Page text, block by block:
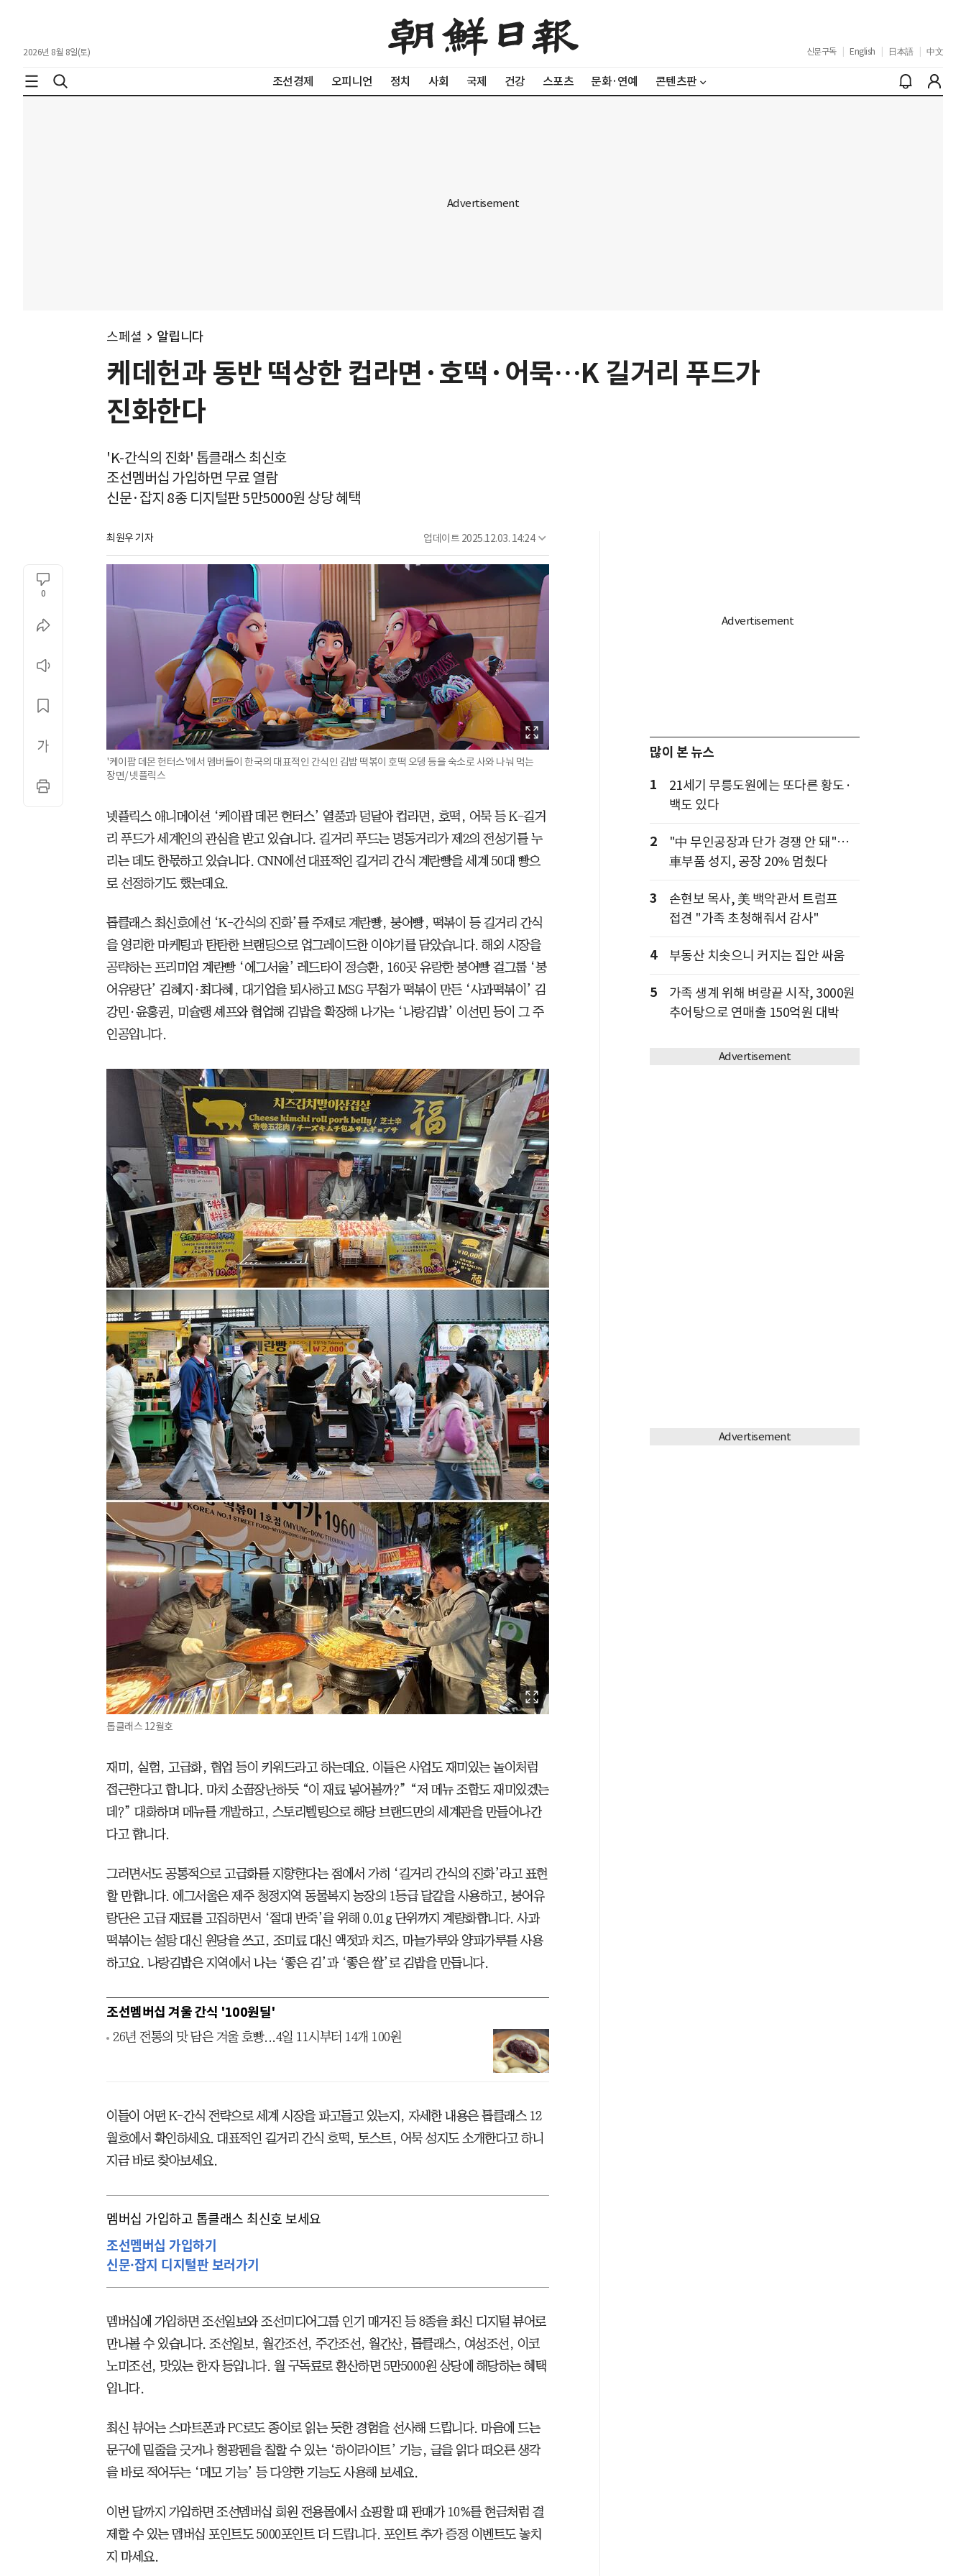
2026년 8월 8일(토) 신문구독 English 日本語 中文
조선경제 오피니언 정치 사회 국제 건강 스포츠 문화·연예 콘텐츠판
스페셜 알립니다
케데헌과 동반 떡상한 컵라면·호떡·어묵…K 길거리 푸드가
진화한다
'K-간식의 진화' 톱클래스 최신호
조선멤버십 가입하면 무료 열람
신문·잡지 8종 디지털판 5만5000원 상당 혜택
최원우 기자 업데이트 2025.12.03. 14:24
0
'케이팝 데몬 헌터스'에서 멤버들이 한국의 대표적인 간식인 김밥 떡볶이 호떡 오뎅 등을 숙소로 사와 나눠 먹는
장면/ 넷플릭스
넷플릭스 애니메이션 ‘케이팝 데몬 헌터스’ 열풍과 덩달아 컵라면, 호떡, 어묵 등 K-길거
리 푸드가 세계인의 관심을 받고 있습니다. 길거리 푸드는 명동거리가 제2의 전성기를 누
리는 데도 한몫하고 있습니다. CNN에선 대표적인 길거리 간식 계란빵을 세계 50대 빵으
로 선정하기도 했는데요.
톱클래스 최신호에선 ‘K-간식의 진화’를 주제로 계란빵, 붕어빵, 떡볶이 등 길거리 간식
을 영리한 마케팅과 탄탄한 브랜딩으로 업그레이드한 이야기를 담았습니다. 해외 시장을
공략하는 프리미엄 계란빵 ‘에그서울’ 레드타이 정승환, 160곳 유랑한 붕어빵 걸그룹 ‘붕
어유랑단’ 김혜지·최다혜, 대기업을 퇴사하고 MSG 무첨가 떡볶이 만든 ‘사과떡볶이’ 김
강민·윤홍권, 미슐랭 셰프와 협업해 김밥을 확장해 나가는 ‘나랑김밥’ 이선민 등이 그 주
인공입니다.
톱클래스 12월호
재미, 실험, 고급화, 협업 등이 키워드라고 하는데요. 이들은 사업도 재미있는 놀이처럼
접근한다고 합니다. 마치 소꿉장난하듯 “이 재료 넣어볼까?” “저 메뉴 조합도 재미있겠는
데?” 대화하며 메뉴를 개발하고, 스토리텔링으로 해당 브랜드만의 세계관을 만들어나간
다고 합니다.
그러면서도 공통적으로 고급화를 지향한다는 점에서 가히 ‘길거리 간식의 진화’라고 표현
할 만합니다. 에그서울은 제주 청정지역 동물복지 농장의 1등급 달걀을 사용하고, 붕어유
랑단은 고급 재료를 고집하면서 ‘절대 반죽’을 위해 0.01g 단위까지 계량화합니다. 사과
떡볶이는 설탕 대신 원당을 쓰고, 조미료 대신 액젓과 치즈, 마늘가루와 양파가루를 사용
하고요. 나랑김밥은 지역에서 나는 ‘좋은 김’과 ‘좋은 쌀’로 김밥을 만듭니다.
조선멤버십 겨울 간식 '100원딜'
26년 전통의 맛 담은 겨울 호빵...4일 11시부터 14개 100원
이들이 어떤 K-간식 전략으로 세계 시장을 파고들고 있는지, 자세한 내용은 톱클래스 12
월호에서 확인하세요. 대표적인 길거리 간식 호떡, 토스트, 어묵 성지도 소개한다고 하니
지금 바로 찾아보세요.
멤버십 가입하고 톱클래스 최신호 보세요
조선멤버십 가입하기
신문·잡지 디지털판 보러가기
멤버십에 가입하면 조선일보와 조선미디어그룹 인기 매거진 등 8종을 최신 디지털 뷰어로
만나볼 수 있습니다. 조선일보, 월간조선, 주간조선, 월간산, 톱클래스, 여성조선, 이코
노미조선, 맛있는 한자 등입니다. 월 구독료로 환산하면 5만5000원 상당에 해당하는 혜택
입니다.
최신 뷰어는 스마트폰과 PC로도 종이로 읽는 듯한 경험을 선사해 드립니다. 마음에 드는
문구에 밑줄을 긋거나 형광펜을 칠할 수 있는 ‘하이라이트’ 기능, 글을 읽다 떠오른 생각
을 바로 적어두는 ‘메모 기능’ 등 다양한 기능도 사용해 보세요.
이번 달까지 가입하면 조선멤버십 회원 전용몰에서 쇼핑할 때 판매가 10%를 현금처럼 결
제할 수 있는 멤버십 포인트도 5000포인트 더 드립니다. 포인트 추가 증정 이벤트도 놓치
지 마세요.
많이 본 뉴스
1
21세기 무릉도원에는 또다른 황도·
백도 있다
2
"中 무인공장과 단가 경쟁 안 돼"…
車부품 성지, 공장 20% 멈췄다
3
손현보 목사, 美 백악관서 트럼프
접견 "가족 초청해줘서 감사"
4 부동산 치솟으니 커지는 집안 싸움
5
가족 생계 위해 벼랑끝 시작, 3000원
추어탕으로 연매출 150억원 대박